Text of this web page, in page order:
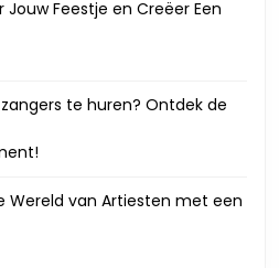
Jouw Feestje en Creëer Een
te huren? Ontdek de
Wereld van Artiesten met een